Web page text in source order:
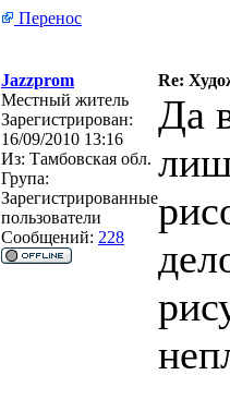
Перенос
Jazzprom
Re:
Местный житель
Зарегистрирован:
16/09/2010 13:16
Из: Тамбовская обл.
Група:
Зарегистрированные
пользователи
Сообщений: 228
Да